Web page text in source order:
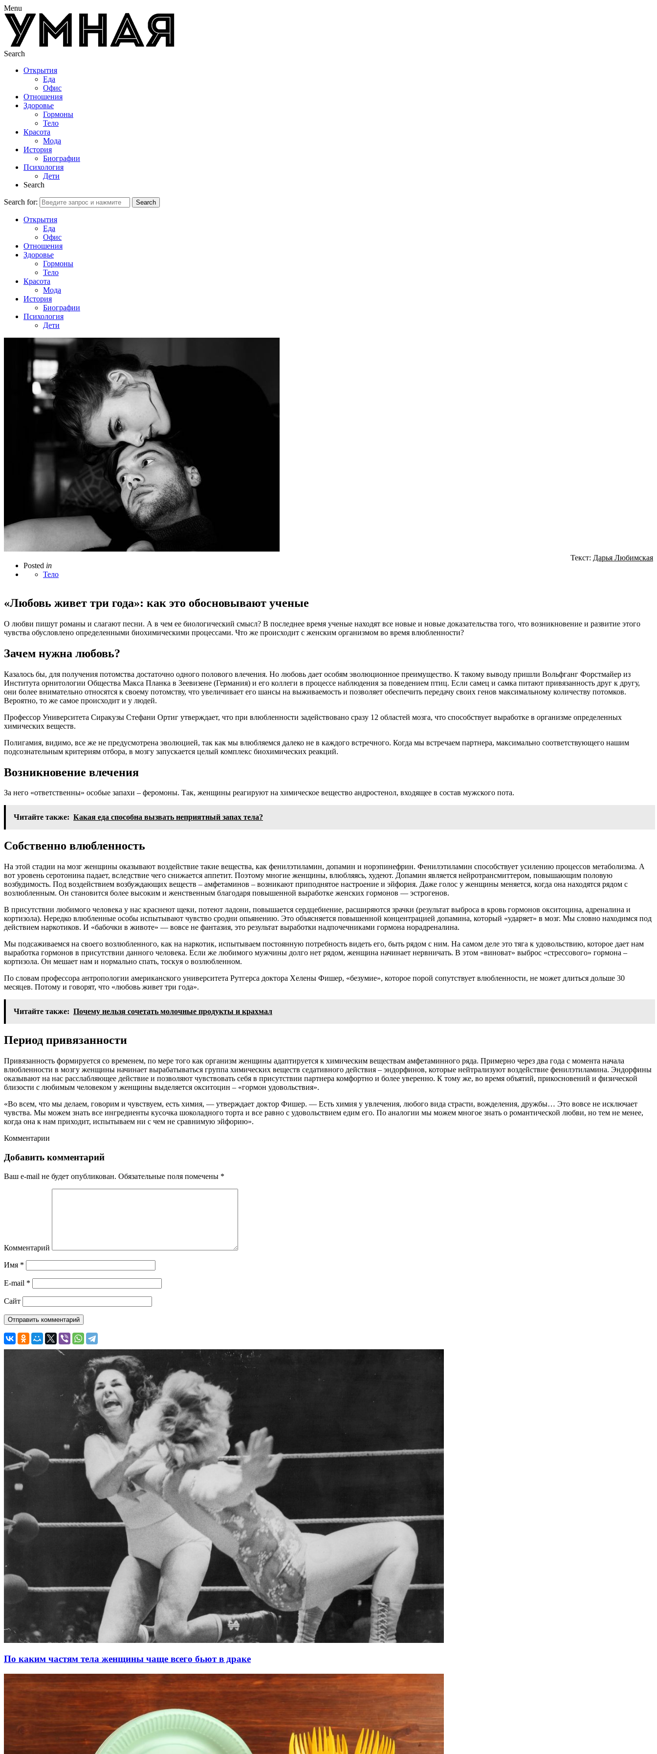
Menu
Search
Открытия
Еда
Офис
Отношения
Здоровье
Гормоны
Тело
Красота
Мода
История
Биографии
Психология
Дети
Search
Search for: Search
Открытия
Еда
Офис
Отношения
Здоровье
Гормоны
Тело
Красота
Мода
История
Биографии
Психология
Дети
Posted in
Тело
Текст: Дарья Любимская
«Любовь живет три года»: как это обосновывают ученые
О любви пишут романы и слагают песни. А в чем ее биологический смысл? В последнее время ученые находят все новые и новые доказательства того, что возникновение и развитие этого
чувства обусловлено определенными биохимическими процессами. Что же происходит с женским организмом во время влюбленности?
Зачем нужна любовь?
Казалось бы, для получения потомства достаточно одного полового влечения. Но любовь дает особям эволюционное преимущество. К такому выводу пришли Вольфганг Форстмайер из
Института орнитологии Общества Макса Планка в Зеевизене (Германия) и его коллеги в процессе наблюдения за поведением птиц. Если самец и самка питают привязанность друг к другу,
они более внимательно относятся к своему потомству, что увеличивает его шансы на выживаемость и позволяет обеспечить передачу своих генов максимальному количеству потомков.
Вероятно, то же самое происходит и у людей.
Профессор Университета Сиракузы Стефани Ортиг утверждает, что при влюбленности задействовано сразу 12 областей мозга, что способствует выработке в организме определенных
химических веществ.
Полигамия, видимо, все же не предусмотрена эволюцией, так как мы влюбляемся далеко не в каждого встречного. Когда мы встречаем партнера, максимально соответствующего нашим
подсознательным критериям отбора, в мозгу запускается целый комплекс биохимических реакций.
Возникновение влечения
За него «ответственны» особые запахи – феромоны. Так, женщины реагируют на химическое вещество андростенол, входящее в состав мужского пота.
Читайте также: Какая еда способна вызвать неприятный запах тела?
Собственно влюбленность
На этой стадии на мозг женщины оказывают воздействие такие вещества, как фенилэтиламин, допамин и норэпинефрин. Фенилэтиламин способствует усилению процессов метаболизма. А
вот уровень серотонина падает, вследствие чего снижается аппетит. Поэтому многие женщины, влюбляясь, худеют. Допамин является нейротрансмиттером, повышающим половую
возбудимость. Под воздействием возбуждающих веществ – амфетаминов – возникают приподнятое настроение и эйфория. Даже голос у женщины меняется, когда она находятся рядом с
возлюбленным. Он становится более высоким и женственным благодаря повышенной выработке женских гормонов — эстрогенов.
В присутствии любимого человека у нас краснеют щеки, потеют ладони, повышается сердцебиение, расширяются зрачки (результат выброса в кровь гормонов окситоцина, адреналина и
кортизола). Нередко влюбленные особы испытывают чувство сродни опьянению. Это объясняется повышенной концентрацией допамина, который «ударяет» в мозг. Мы словно находимся под
действием наркотиков. И «бабочки в животе» — вовсе не фантазия, это результат выработки надпочечниками гормона норадреналина.
Мы подсаживаемся на своего возлюбленного, как на наркотик, испытываем постоянную потребность видеть его, быть рядом с ним. На самом деле это тяга к удовольствию, которое дает нам
выработка гормонов в присутствии данного человека. Если же любимого мужчины долго нет рядом, женщина начинает нервничать. В этом «виноват» выброс «стрессового» гормона –
кортизола. Он мешает нам и нормально спать, тоскуя о возлюбленном.
По словам профессора антропологии американского университета Рутгерса доктора Хелены Фишер, «безумие», которое порой сопутствует влюбленности, не может длиться дольше 30
месяцев. Потому и говорят, что «любовь живет три года».
Читайте также: Почему нельзя сочетать молочные продукты и крахмал
Период привязанности
Привязанность формируется со временем, по мере того как организм женщины адаптируется к химическим веществам амфетаминного ряда. Примерно через два года с момента начала
влюбленности в мозгу женщины начинает вырабатываться группа химических веществ седативного действия – эндорфинов, которые нейтрализуют воздействие фенилэтиламина. Эндорфины
оказывают на нас расслабляющее действие и позволяют чувствовать себя в присутствии партнера комфортно и более уверенно. К тому же, во время объятий, прикосновений и физической
близости с любимым человеком у женщины выделяется окситоцин – «гормон удовольствия».
«Во всем, что мы делаем, говорим и чувствуем, есть химия, — утверждает доктор Фишер. — Есть химия у увлечения, любого вида страсти, вожделения, дружбы… Это вовсе не исключает
чувства. Мы можем знать все ингредиенты кусочка шоколадного торта и все равно с удовольствием едим его. По аналогии мы можем многое знать о романтической любви, но тем не менее,
когда она к нам приходит, испытываем ни с чем не сравнимую эйфорию».
Комментарии
Добавить комментарий
Ваш e-mail не будет опубликован. Обязательные поля помечены *
Комментарий
Имя *
E-mail *
Сайт
По каким частям тела женщины чаще всего бьют в драке